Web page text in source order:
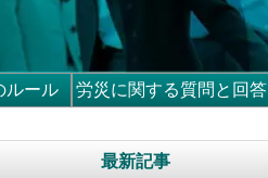
ルール 労災に関する質問と回答
最新記事